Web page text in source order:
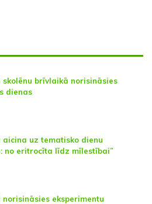
skolēnu brīvlaikā norisināsies
dienas
aicina uz tematisko dienu
no eritrocīta līdz mīlestībai”
norisināsies eksperimentu